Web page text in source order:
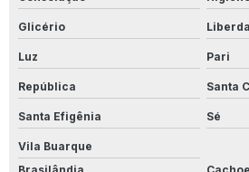
Limpa Alumínio Industrial
Limpa Alumínio Líquido
Limpa Aluminio Motor
Limpa Aluminio Onde Comprar
Glicério
Luz Pari
República Santa
Santa Efigênia Sé
Vila Buarque